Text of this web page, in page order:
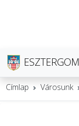
ESZTERGOM
Címlap Városunk